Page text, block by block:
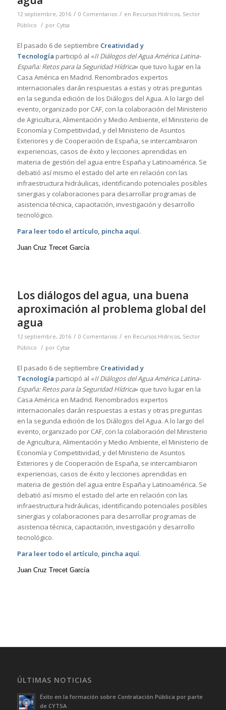
12 septiembre, 2016 / 0 Comentarios / en Recursos Hídricos, Sector
Público
/ por Cytsa
El pasado 6 de septiembre Creatividad y
Tecnología participó al «II Diálogos del Agua América Latina-
España: Retos para la Seguridad Hídrica» que tuvo lugar en la
Casa América en Madrid. Renombrados expertos
internacionales darán respuestas a estas y otras preguntas
en la segunda edición de los Diálogos del Agua. A lo largo del
evento, organizado por CAF, con la colaboración del Ministerio
de Agricultura, Alimentación y Medio Ambiente, el Ministerio de
Economía y Competitividad, y del Ministerio de Asuntos
Exteriores y de Cooperación de España, se intercambiaron
experiencias, casos de éxito y lecciones aprendidas en
materia de gestión del agua entre España y Latinoamérica. Se
debatió así mismo el estado del arte en relación con las
infraestructura hidráulicas, identificando potenciales posibles
sinergias y colaboraciones para desarrollar programas de
asistencia técnica, capacitación, investigación y desarrollo
tecnológico.
Para leer todo el artículo, pincha aquí.
Juan Cruz Trecet García
Los diálogos del agua, una buena
aproximación al problema global del
agua
12 septiembre, 2016 / 0 Comentarios / en Recursos Hídricos, Sector
Público
/ por Cytsa
El pasado 6 de septiembre Creatividad y
Tecnología participó al «II Diálogos del Agua América Latina-
España: Retos para la Seguridad Hídrica» que tuvo lugar en la
Casa América en Madrid. Renombrados expertos
internacionales darán respuestas a estas y otras preguntas
en la segunda edición de los Diálogos del Agua. A lo largo del
evento, organizado por CAF, con la colaboración del Ministerio
de Agricultura, Alimentación y Medio Ambiente, el Ministerio de
Economía y Competitividad, y del Ministerio de Asuntos
Exteriores y de Cooperación de España, se intercambiaron
experiencias, casos de éxito y lecciones aprendidas en
materia de gestión del agua entre España y Latinoamérica. Se
debatió así mismo el estado del arte en relación con las
infraestructura hidráulicas, identificando potenciales posibles
sinergias y colaboraciones para desarrollar programas de
asistencia técnica, capacitación, investigación y desarrollo
tecnológico.
Para leer todo el artículo, pincha aquí.
Juan Cruz Trecet García
ÚLTIMAS NOTICIAS
Éxito en la formación sobre Contratación Pública por parte
de CYTSA